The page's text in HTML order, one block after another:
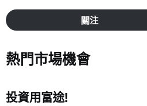
關注
熱門市場機會
投資用富途!